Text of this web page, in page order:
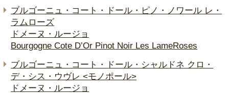
ブルゴーニュ・コート・ドール・ピノ・ノワール レ・
ラムローズ
ドメーヌ・ルージョ
Bourgogne Cote D’Or Pinot Noir Les LameRoses
ブルゴーニュ・コート・ドール・シャルドネ クロ・
デ・シス・ウヴレ <モノポール>
ドメーヌ・ルージョ